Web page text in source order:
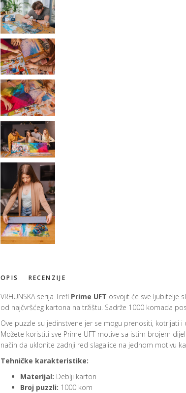
OPIS RECENZIJE
VRHUNSKA serija Trefl Prime UFT osvojit će sve ljubitelje
od najčvršćeg kartona na tržištu. Sadrže 1000 komada
Ove puzzle su jedinstvene jer se mogu prenositi, kotrljati
Možete koristiti sve Prime UFT motive sa istim brojem
način da uklonite zadnji red slagalice na jednom motivu
Tehničke karakteristike:
Materijal: Deblji karton
Broj puzzli: 1000 kom